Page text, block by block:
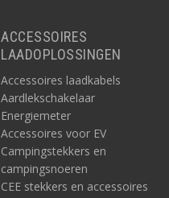
ACCESSOIRES
LAADOPLOSSINGEN
Accessoires laadkabels
Aardlekschakelaar
Energiemeter
Accessoires voor EV
Campingstekkers en
campingsnoeren
CEE stekkers en accessoires